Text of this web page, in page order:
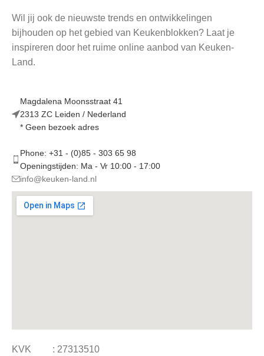
Wil jij ook de nieuwste trends en ontwikkelingen
bijhouden op het gebied van Keukenblokken? Laat je
inspireren door het ruime online aanbod van Keuken-
Land.
Magdalena Moonsstraat 41
2313 ZC Leiden / Nederland
* Geen bezoek adres
Phone: +31 - (0)85 - 303 65 98
Openingstijden: Ma - Vr 10:00 - 17:00
info@keuken-land.nl
KVK : 27313510